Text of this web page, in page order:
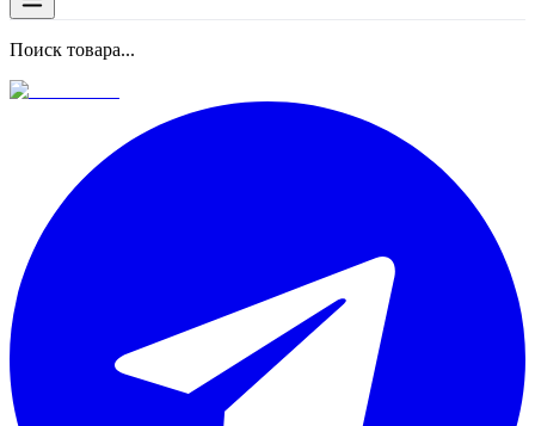
Поиск товара...